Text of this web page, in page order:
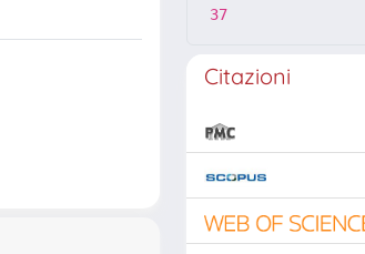
37
Citazioni